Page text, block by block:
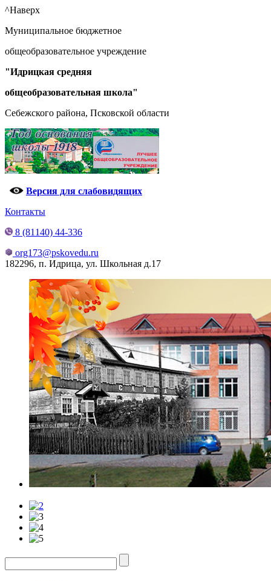
^Наверх
Муниципальное бюджетное
общеобразовательное учреждение
"Идрицкая средняя
общеобразовательная школа"
Себежского района, Псковской области
Версия для слабовидящих
Контакты
8 (81140) 44-336
org173@pskovedu.ru
182296, п. Идрица, ул. Школьная д.17